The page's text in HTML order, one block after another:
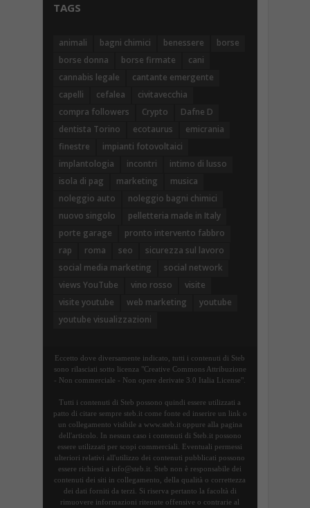
TAGS
animali bagni chimici benessere
borse
borse donna
borse firmate
cani
cannabis legale
cantante emergente
capelli
cefalea
civitavecchia
compra followers
Crypto
Dafne D
dentista Torino
ecotaurus
emicrania
finestre
impianti fotovoltaici
implantologia
incontri
intimo di lusso
isola di pag
marketing
musica
noleggio auto
noleggio bagni chimici
nuovo singolo
pelletteria made in Italy
porte garage
pronto intervento fabbro
rap
roma seo
sicurezza sul lavoro
social media marketing
social network
views YouTube
vino rosso
visite
visite youtube
web marketing
youtube
youtube visualizzazioni
Eccetto dove diversamente indicato, tutti i contenuti di Steb
sono rilasciati sotto licenza "Creative Commons Attribuzione
- Non commerciale - Non opere derivate 3.0 Italia License".
Tutti i contenuti di Steb possono quindi essere utilizzati a
patto di citare sempre steb.it come fonte ed inserire un link o
un collegamento visibile a www.steb.it oppure alla pagina
dell'articolo. In nessun caso i contenuti di Steb.it possono
essere utilizzati per scopi commerciali. Eventuali permessi
ulteriori relativi all'utilizzo dei contenuti pubblicati possono
essere richiesti a info@steb.it. Steb non è responsabile dei
contenuti dei siti in collegamento, della qualità o correttezza
dei dati forniti da terzi. Si riserva pertanto la facoltà di
rimuovere informazioni ritenute offensive o contrarie al